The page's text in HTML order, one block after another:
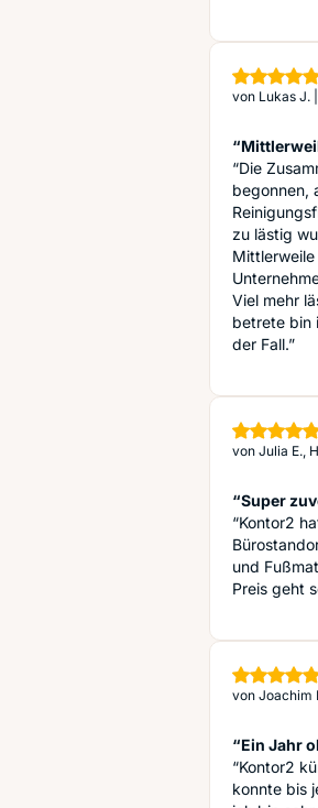
von Lukas J.
“Die
begonnen,
zu lästig
Viel mehr
betrete bin
der Fall.”
von Julia E.,
“Super
“Kontor2
und
Preis geht
von Joachim
“Ein Jahr
“Kontor2
konnte bis